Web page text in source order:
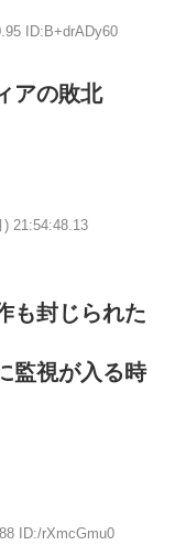
ID:B+drADy60
アの敗北
) 21:54:48.13
も封じられた
監視が入る時
ID:/rXmcGmu0